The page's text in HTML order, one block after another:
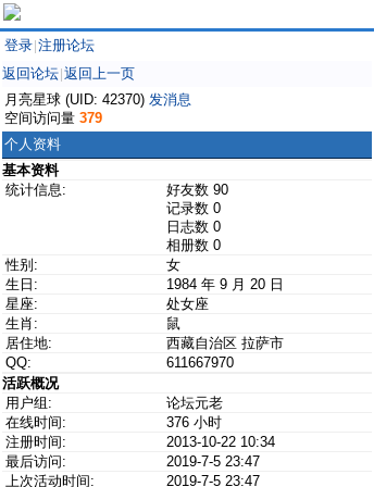
登录 注册论坛
返回论坛 返回上一页
月亮星球 (UID: 42370) 发消息
空间访问量 379
个人资料
基本资料
统计信息:
好友数 90
记录数 0
日志数 0
相册数 0
性别:
女
生日:
1984 年 9 月 20 日
星座:
处女座
生肖:
鼠
居住地:
西藏自治区 拉萨市
QQ:
611667970
活跃概况
用户组:
论坛元老
在线时间:
376 小时
注册时间:
2013-10-22 10:34
最后访问:
2019-7-5 23:47
上次活动时间:
2019-7-5 23:47